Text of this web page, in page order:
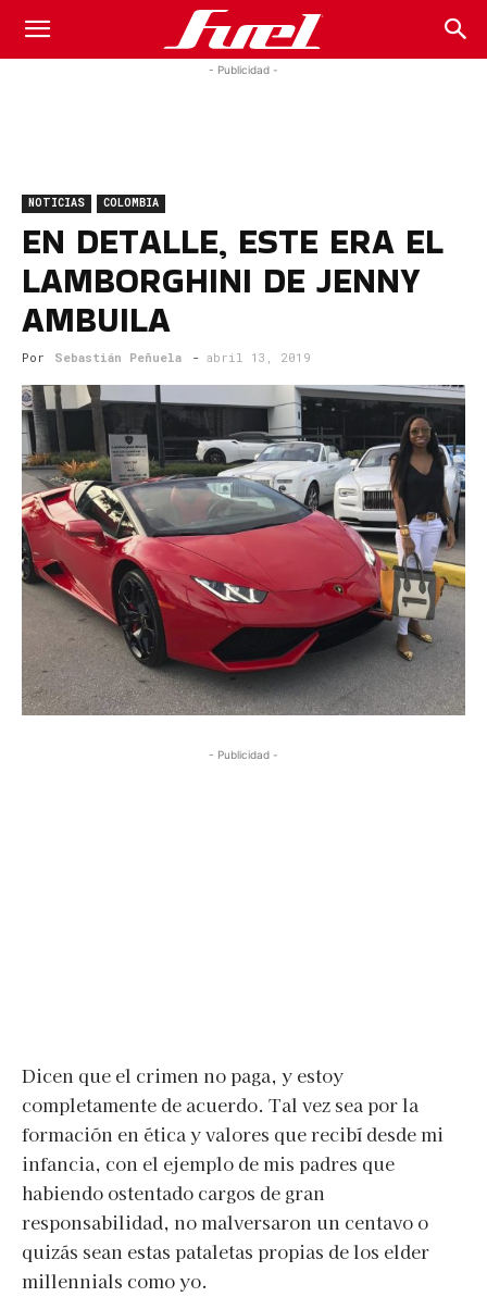
Fuel
Magazine
- Publicidad -
NOTICIAS COLOMBIA
EN DETALLE, ESTE ERA EL
LAMBORGHINI DE JENNY
AMBUILA
Por Sebastián Peñuela - abril 13, 2019
- Publicidad -
Dicen que el crimen no paga, y estoy
completamente de acuerdo. Tal vez sea por la
formación en ética y valores que recibí desde mi
infancia, con el ejemplo de mis padres que
habiendo ostentado cargos de gran
responsabilidad, no malversaron un centavo o
quizás sean estas pataletas propias de los elder
millennials como yo.